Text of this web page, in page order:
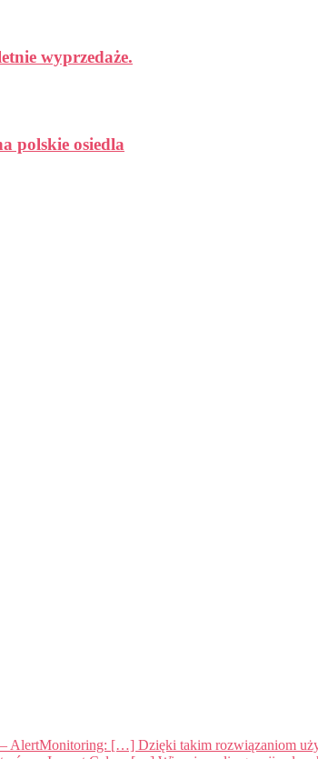
wyprzedaże.
polskie osiedla
AlertMonitoring: […] Dzięki takim rozwiązaniom